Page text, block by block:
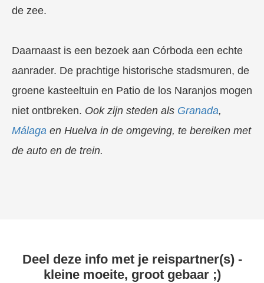
de zee.
Daarnaast is een bezoek aan Córboda een echte
aanrader. De prachtige historische stadsmuren, de
groene kasteeltuin en Patio de los Naranjos mogen
niet ontbreken. Ook zijn steden als Granada,
Málaga en Huelva in de omgeving, te bereiken met
de auto en de trein.
Deel deze info met je reispartner(s) -
kleine moeite, groot gebaar ;)